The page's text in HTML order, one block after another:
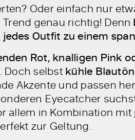
Oder einfach nur
genau richtig! Denn
Outfit zu einem
Rot, knalligen Pink
Doch selbst kühle
Akzente und passen
Eyecatcher
allem in Kombination mit
zur Geltung.